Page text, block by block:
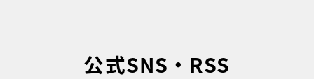
公式SNS・RSS